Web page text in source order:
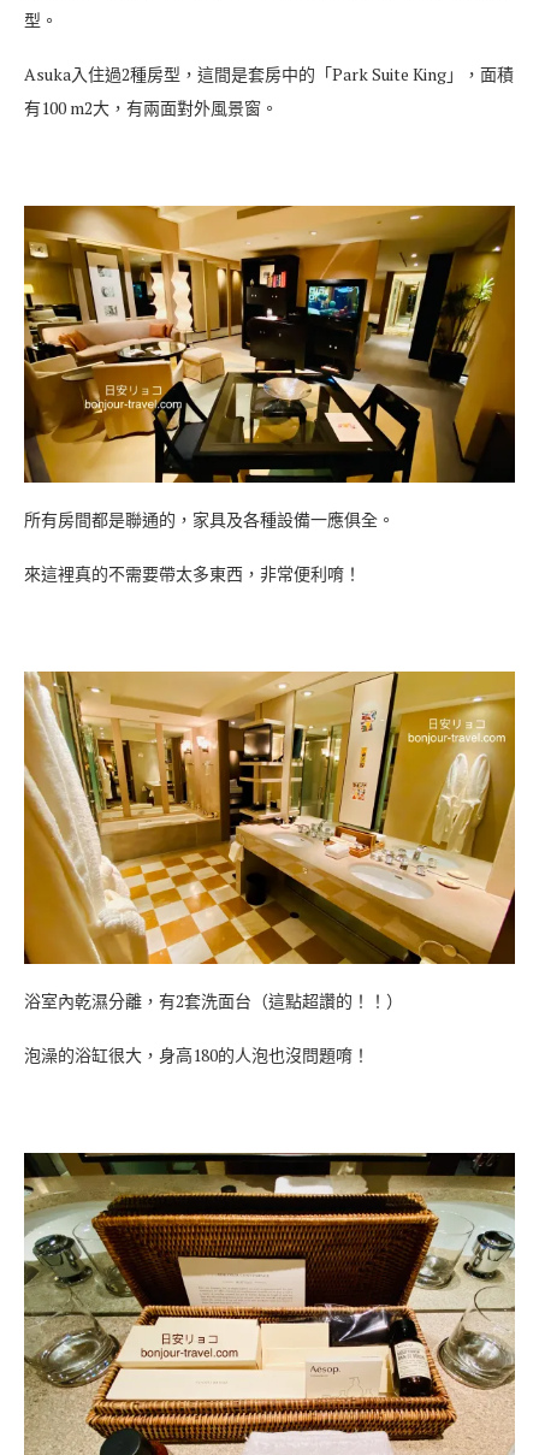
型。
Asuka入住過2種房型，這間是套房中的「Park Suite King」，面積
有100 m2大，有兩面對外風景窗。
所有房間都是聯通的，家具及各種設備一應俱全。
來這裡真的不需要帶太多東西，非常便利唷！
浴室內乾濕分離，有2套洗面台（這點超讚的！！）
泡澡的浴缸很大，身高180的人泡也沒問題唷！